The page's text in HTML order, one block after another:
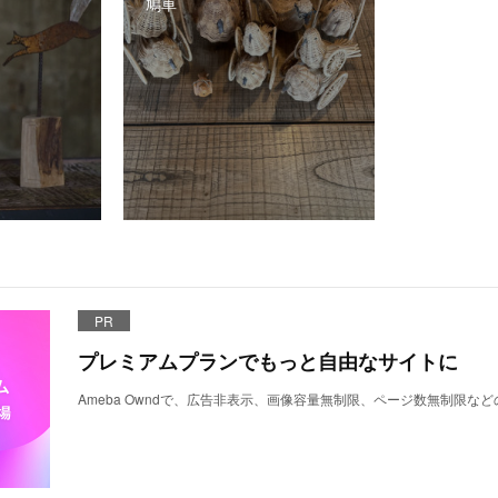
PR
プレミアムプランでもっと自由なサイトに
Ameba Owndで、広告非表示、画像容量無制限、ページ数無制限など